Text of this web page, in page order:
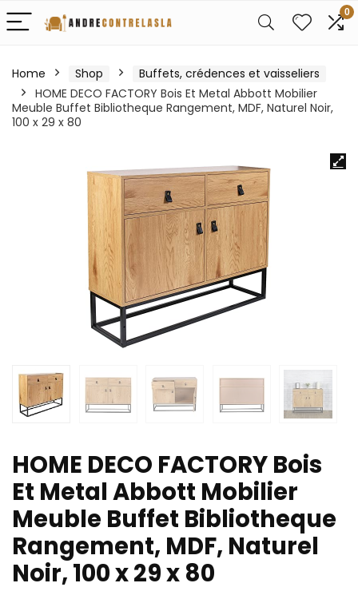
0
Home Shop
Buffets, crédences et vaisseliers
HOME DECO FACTORY Bois Et Metal Abbott Mobilier
Meuble Buffet Bibliotheque Rangement, MDF, Naturel Noir,
100 x 29 x 80
HOME DECO FACTORY Bois
Et Metal Abbott Mobilier
Meuble Buffet Bibliotheque
Rangement, MDF, Naturel
Noir, 100 x 29 x 80